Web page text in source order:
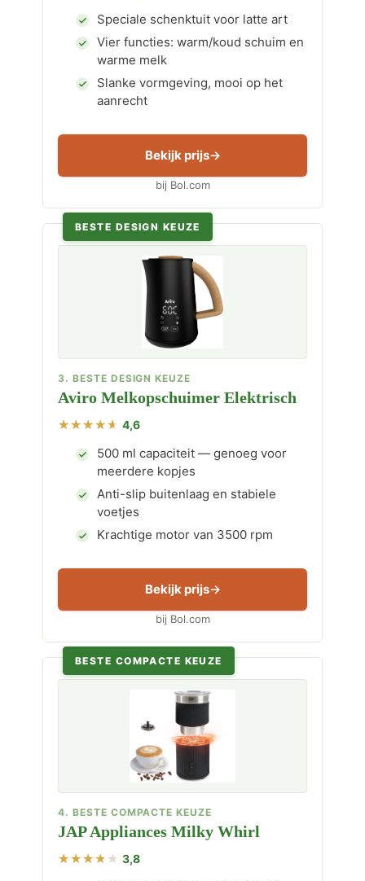
Speciale schenktuit voor latte art
Vier functies: warm/koud schuim en
warme melk
Slanke vormgeving, mooi op het
aanrecht
Bekijk prijs
bij Bol.com
BESTE DESIGN KEUZE
3. BESTE DESIGN KEUZE
Aviro Melkopschuimer Elektrisch
4,6
500 ml capaciteit — genoeg voor
meerdere kopjes
Anti-slip buitenlaag en stabiele
voetjes
Krachtige motor van 3500 rpm
Bekijk prijs
bij Bol.com
BESTE COMPACTE KEUZE
4. BESTE COMPACTE KEUZE
JAP Appliances Milky Whirl
3,8